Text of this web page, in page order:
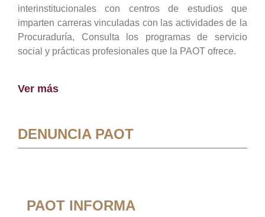
interinstitucionales con centros de estudios que
imparten carreras vinculadas con las actividades de la
Procuraduría, Consulta los programas de servicio
social y prácticas profesionales que la PAOT ofrece.
Ver más
DENUNCIA PAOT
PAOT INFORMA